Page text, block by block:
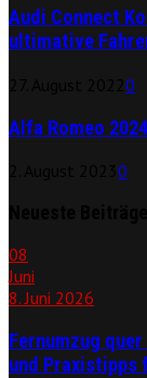
Audi Connect
ultimative
0
Alfa Romeo
0
08
Juni
8. Juni 2026
Fernumzug
und Praxistipps